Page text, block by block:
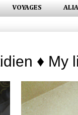
VOYAGES
♦ My